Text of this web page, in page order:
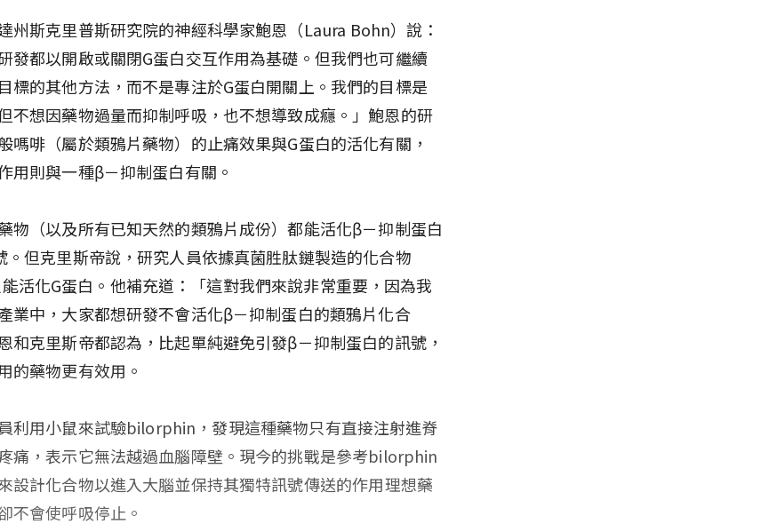
州斯克里普斯研究院的神經科學家鮑恩（Laura Bohn）說：
發都以開啟或關閉G蛋白交互作用為基礎。但我們也可繼續
標的其他方法，而不是專注於G蛋白開關上。我們的目標是
不想因藥物過量而抑制呼吸，也不想導致成癮。」鮑恩的研
嗎啡（屬於類鴉片藥物）的止痛效果與G蛋白的活化有關，
用則與一種β－抑制蛋白有關。
物（以及所有已知天然的類鴉片成份）都能活化β－抑制蛋白
。但克里斯帝說，研究人員依據真菌胜肽鏈製造的化合物
活化G蛋白。他補充道：「這對我們來說非常重要，因為我
業中，大家都想研發不會活化β－抑制蛋白的類鴉片化合
和克里斯帝都認為，比起單純避免引發β－抑制蛋白的訊號，
的藥物更有效用。
利用小鼠來試驗bilorphin，發現這種藥物只有直接注射進脊
痛，表示它無法越過血腦障壁。現今的挑戰是參考bilorphin
設計化合物以進入大腦並保持其獨特訊號傳送的作用――理想藥
不會使呼吸停止。